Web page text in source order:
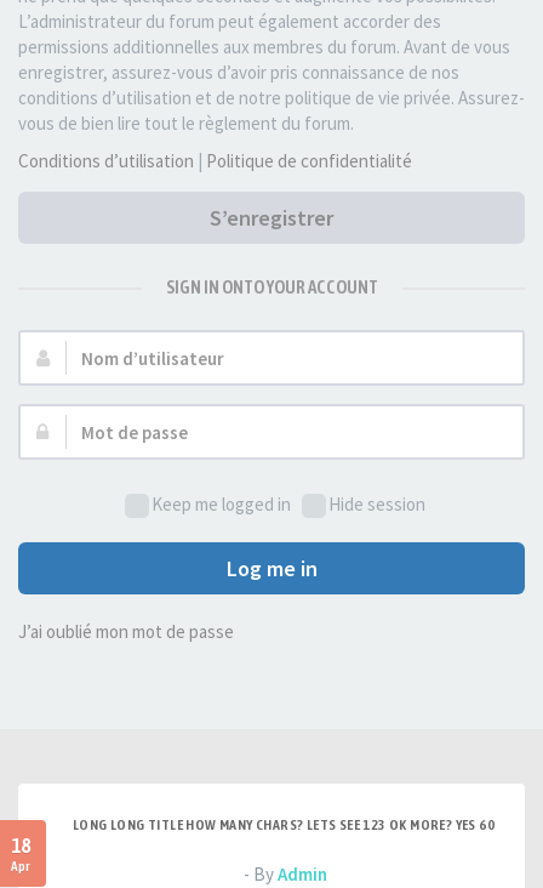
L’administrateur du forum peut également accorder des
permissions additionnelles aux membres du forum. Avant de vous
enregistrer, assurez-vous d’avoir pris connaissance de nos
conditions d’utilisation et de notre politique de vie privée. Assurez-
vous de bien lire tout le règlement du forum.
Conditions d’utilisation | Politique de confidentialité
S’enregistrer
SIGN IN ONTO YOUR ACCOUNT
Nom
d’utilisateur :
Mot
de
Keep me logged in
Hide session
Log me in
J’ai oublié mon mot de passe
18
Apr
LONG LONG TITLE HOW MANY CHARS? LETS SEE 123 OK MORE? YES 60
- ByAdmin